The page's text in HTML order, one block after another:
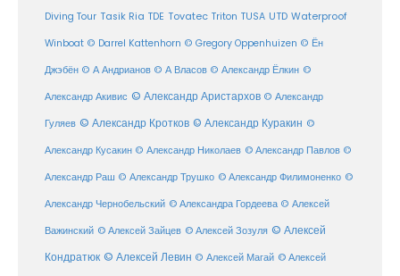
Diving Tour Tasik Ria TDE Tovatec Triton TUSA UTD Waterproof
Winboat © Darrel Kattenhorn © Gregory Oppenhuizen © Ён
Джэбён © А Андрианов © А Власов © Александр Ёлкин ©
Александр Акивис © Александр Аристархов © Александр
Гуляев © Александр Кротков © Александр Куракин ©
Александр Кусакин © Александр Николаев © Александр Павлов ©
Александр Раш © Александр Трушко © Александр Филимоненко ©
Александр Чернобельский © Александра Гордеева © Алексей
Важинский © Алексей Зайцев © Алексей Зозуля © Алексей
Кондратюк © Алексей Левин © Алексей Магай © Алексей